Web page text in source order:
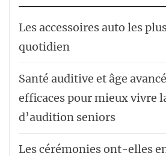
Les accessoires auto les
quotidien
Santé auditive et âge
efficaces pour mieux vivre
d’audition seniors
Les cérémonies ont-elles